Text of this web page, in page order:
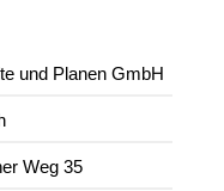
und Planen GmbH
Weg 35